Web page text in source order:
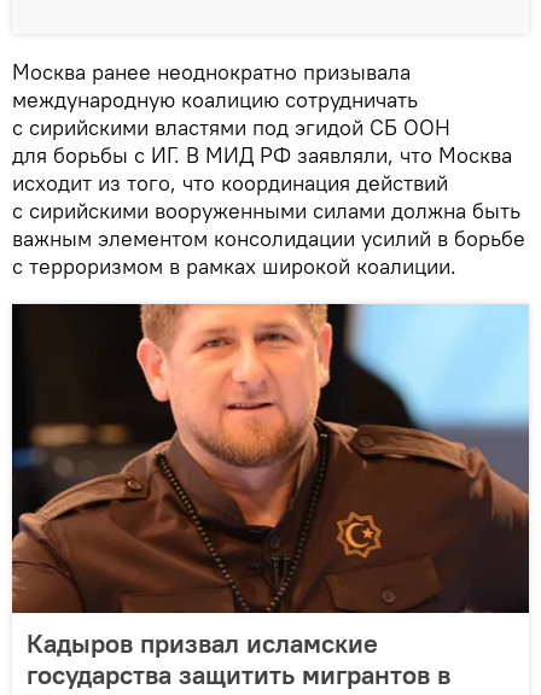
Москва ранее неоднократно призывала
международную коалицию сотрудничать
с сирийскими властями под эгидой СБ ООН
для борьбы с ИГ. В МИД РФ заявляли, что Москва
исходит из того, что координация действий
с сирийскими вооруженными силами должна быть
важным элементом консолидации усилий в борьбе
с терроризмом в рамках широкой коалиции.
Кадыров призвал исламские
государства защитить мигрантов в